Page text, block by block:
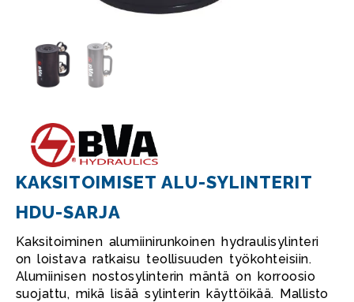
KAKSITOIMISET ALU-SYLINTERIT
HDU-SARJA
Kaksitoiminen alumiinirunkoinen hydraulisylinteri
on loistava ratkaisu teollisuuden työkohteisiin.
Alumiinisen nostosylinterin mäntä on korroosio
suojattu, mikä lisää sylinterin käyttöikää. Mallisto